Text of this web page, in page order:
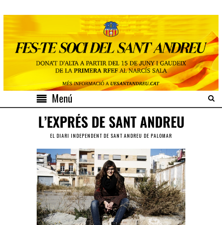
Menú
EL DIARI INDEPENDENT DE SANT ANDREU DE PALOMAR